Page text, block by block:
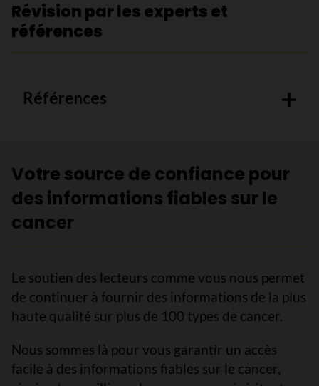
Révision par les experts et
références
Références
Votre source de confiance pour
des informations fiables sur le
cancer
Le soutien des lecteurs comme vous nous permet
de continuer à fournir des informations de la plus
haute qualité sur plus de 100 types de cancer.
Nous sommes là pour vous garantir un accès
facile à des informations fiables sur le cancer,